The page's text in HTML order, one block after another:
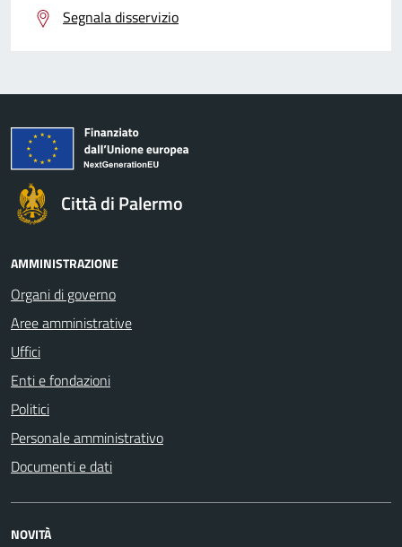
Segnala disservizio
Città di Palermo
AMMINISTRAZIONE
Organi di governo
Aree amministrative
Uffici
Enti e fondazioni
Politici
Personale amministrativo
Documenti e dati
NOVITÀ